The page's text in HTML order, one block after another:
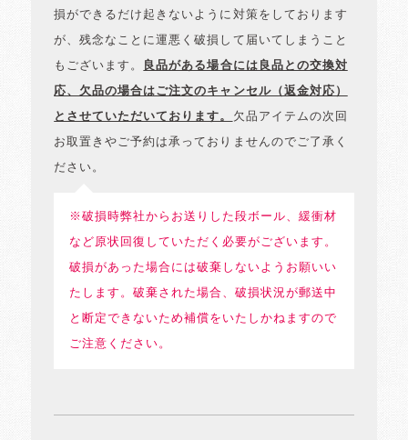
損ができるだけ起きないように対策をしております
が、残念なことに運悪く破損して届いてしまうこと
もございます。 良品がある場合には良品との交換対
応、欠品の場合はご注文のキャンセル（返金対応）
とさせていただいております。 欠品アイテムの次回
お取置きやご予約は承っておりませんのでご了承く
ださい。
※破損時弊社からお送りした段ボール、緩衝材
など原状回復していただく必要がございます。
破損があった場合には破棄しないようお願いい
たします。破棄された場合、破損状況が郵送中
と断定できないため補償をいたしかねますので
ご注意ください。